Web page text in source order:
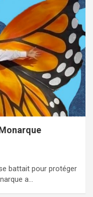
battait pour protéger
a…